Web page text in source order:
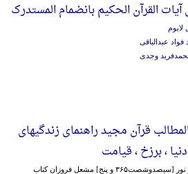
القرآن الحکیم بانضمام المستدرک
لابوم
عبدالباقی
وجدی
قرآن مجید راهنمای زندگیهای
، برزخ ، قیامت
با استضائه از نور [سیصدوشصت۳۶۵ و پنج] مشعل فروزان کتاب